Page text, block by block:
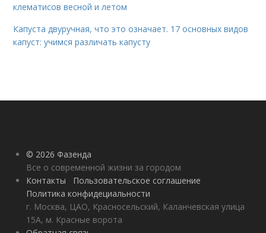
клематисов весной и летом
Капуста двуручная, что это означает. 17 основных видов
капуст: учимся различать капусту
© 2026 Фазенда
Все о современной жизни за городом
Контакты
Пользовательское соглашение
Политика конфидециальности
г. Москва, ЦАО, Красносельский, Каланчевская улица
15А, м. Красные ворота